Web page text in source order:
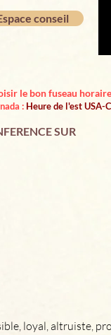
conseil
le bon fuseau
: Heure de l'est USA-
SUR
loyal, altruiste,